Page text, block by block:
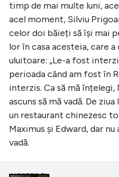
timp de mai multe luni,
acel moment, Silviu
celor doi băieți să își mai
lor în casa acesteia, care
uluitoare: „Le-a fost
perioada când am fost în
interzis. Ca să mă înțelegi,
ascuns să mă vadă. De
un restaurant chinezesc
Maximus și Edward, dar
vadă.
CITEȘTE ȘI